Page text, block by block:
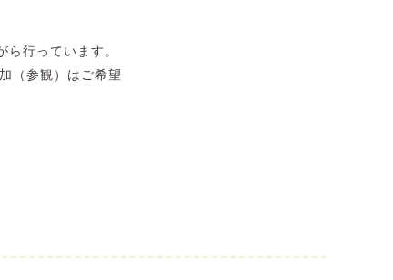
行っています。
（参観）はご希望